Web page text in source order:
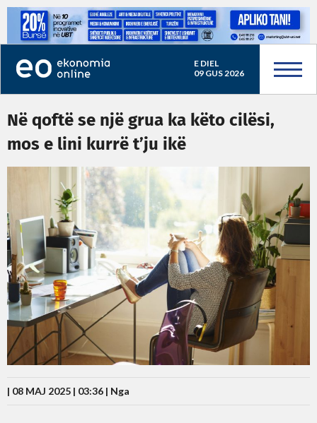
E DIEL
09 GUS 2026
Në qoftë se një grua ka këto cilësi,
mos e lini kurrë t’ju ikë
| 08 MAJ 2025 | 03:36 | Nga